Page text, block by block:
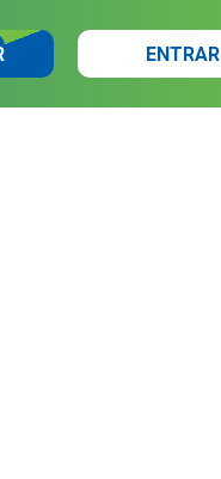
ENTRAR